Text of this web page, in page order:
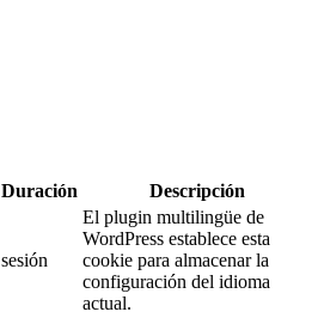
Duración Descripción
sesión
El plugin multilingüe de
WordPress establece esta
cookie para almacenar la
configuración del idioma
actual.